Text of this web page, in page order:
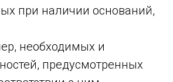
при наличии оснований,
необходимых и
предусмотренных